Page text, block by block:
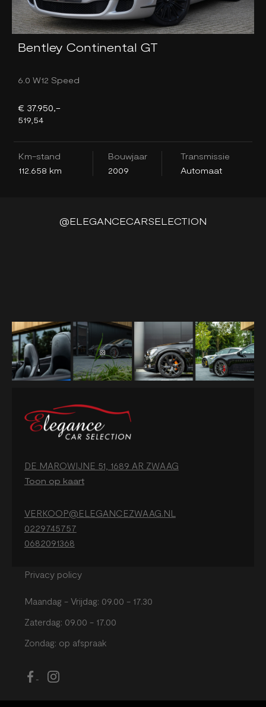
Bentley Continental GT
6.0 W12 Speed
€ 37.950,-
519,54
Km-stand
112.658 km
Bouwjaar
2009
Transmissie
Automaat
@ELEGANCECARSELECTION
DE MAROWIJNE 51, 1689 AR ZWAAG
Toon op kaart
VERKOOP@ELEGANCEZWAAG.NL
0229745757
0682091368
Privacy policy
Maandag - Vrijdag: 09.00 - 17.30
Zaterdag: 09.00 - 17.00
Zondag: op afspraak